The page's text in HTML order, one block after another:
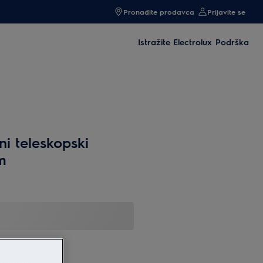
Pronađite prodavca Prijavite se
Istražite Electrolux Podrška
teleskopski